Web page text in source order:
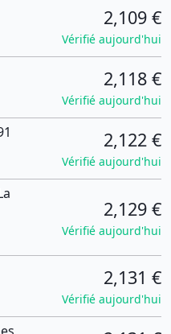
2,109 €
Vérifié aujourd'hui
2,118 €
Vérifié aujourd'hui
2,122 €
Vérifié aujourd'hui
2,129 €
Vérifié aujourd'hui
2,131 €
Vérifié aujourd'hui